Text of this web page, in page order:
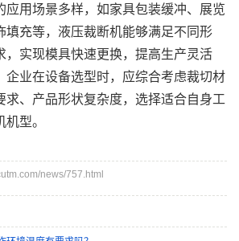
应用场景多样，如家具包装缓冲、展览
填充等，液压裁断机能够满足不同形
，实现模具快速更换，提高生产灵活
企业在设备选型时，应综合考虑裁切材
求、产品形状复杂度，选择适合自身工
型。
news/757.html